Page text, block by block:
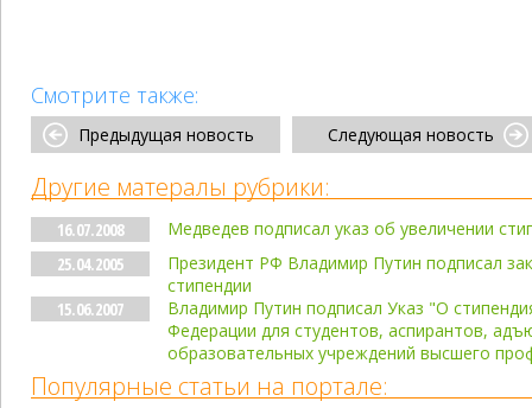
Смотрите также:
Предыдущая новость Следующая новость
Другие матералы рубрики:
16.07.2008
Медведев подписал указ об увеличении
25.04.2005
Президент РФ Владимир Путин подписал
стипендии
15.06.2007
Владимир Путин подписал Указ "О
Федерации для студентов, аспирантов,
образовательных учреждений высшего
Популярные статьи на портале: